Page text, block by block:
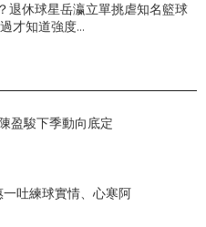
退休球星岳瀛立單挑虐知名籃球
才知道強度...
盈駿下季動向底定
吐練球實情、心寒阿